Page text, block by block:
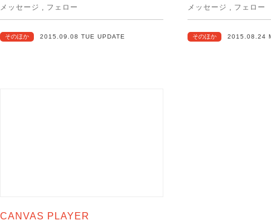
メッセージ , フェロー
そのほか 2015.09.08 TUE UPDATE
メッセージ , フェロー
そのほか 2015.08.24
CANVAS PLAYER